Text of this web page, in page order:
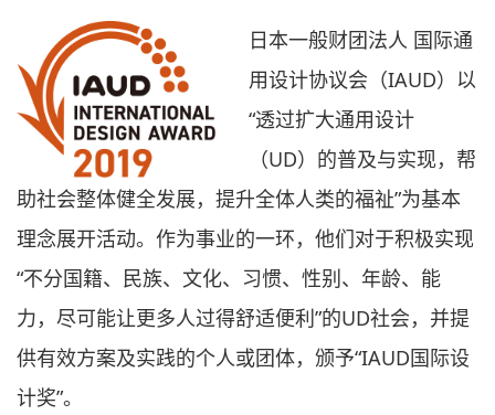
日本一般财团法人 国际通
用设计协议会（IAUD）以
“透过扩大通用设计
（UD）的普及与实现，帮
助社会整体健全发展，提升全体人类的福祉”为基本
理念展开活动。作为事业的一环，他们对于积极实现
“不分国籍、民族、文化、习惯、性别、年龄、能
力，尽可能让更多人过得舒适便利”的UD社会，并提
供有效方案及实践的个人或团体，颁予“IAUD国际设
计奖”。